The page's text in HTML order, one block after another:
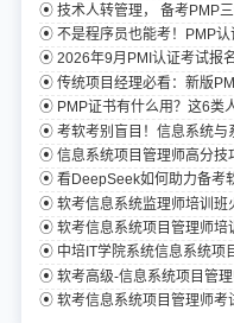
技术人转管理， 备考PMP
不是程序员也能考！PMP
2026年9月PMI认证考试报
传统项目经理必看：新版
PMP证书有什么用？这6类
考软考别盲目！信息系统
信息系统项目管理师高分
看DeepSeek如何助力备考
软考信息系统监理师培训班
软考信息系统项目管理师培
中培IT学院系统信息系统项
软考高级-信息系统项目管
软考信息系统项目管理师考